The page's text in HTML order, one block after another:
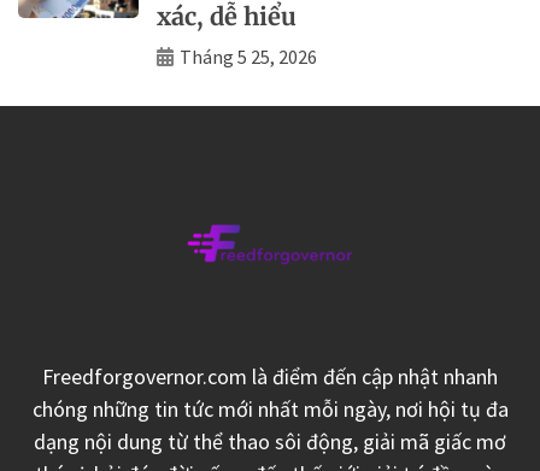
xác, dễ hiểu
Tháng 5 25, 2026
Freedforgovernor.com là điểm đến cập nhật nhanh
chóng những tin tức mới nhất mỗi ngày, nơi hội tụ đa
dạng nội dung từ thể thao sôi động, giải mã giấc mơ